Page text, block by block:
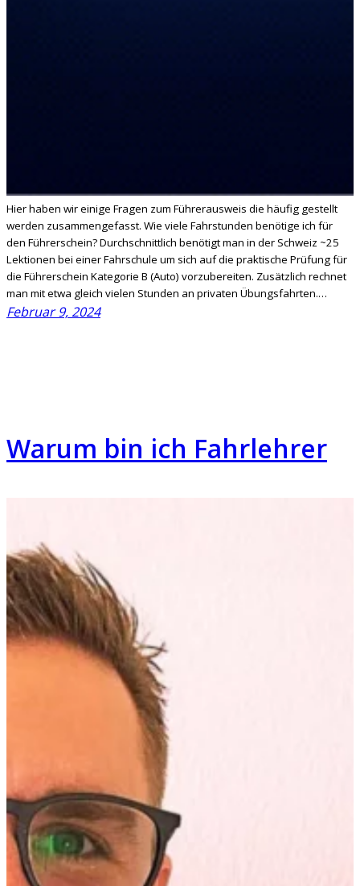
Hier haben wir einige Fragen zum Führerausweis die häufig gestellt
werden zusammengefasst. Wie viele Fahrstunden benötige ich für
den Führerschein? Durchschnittlich benötigt man in der Schweiz ~25
Lektionen bei einer Fahrschule um sich auf die praktische Prüfung für
die Führerschein Kategorie B (Auto) vorzubereiten. Zusätzlich rechnet
man mit etwa gleich vielen Stunden an privaten Übungsfahrten.…
Februar 9, 2024
Warum bin ich Fahrlehrer